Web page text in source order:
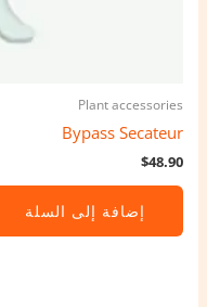
Plant accessories
Bypass Secateur
$48.90
إضافة إلى السلة